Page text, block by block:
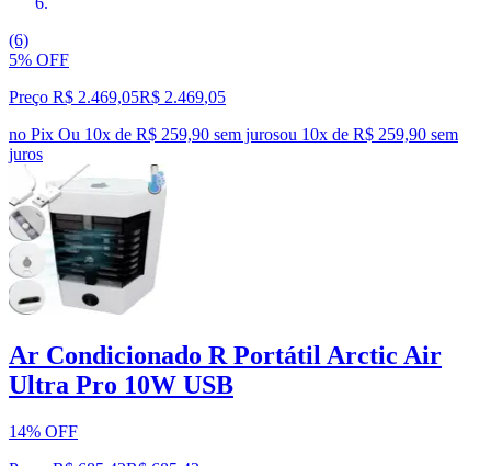
(6)
5% OFF
Preço R$ 2.469,05R$ 2.469,05
no Pix Ou 10x de R$ 259,90 sem jurosou 10x de R$ 259,90 sem
juros
Ar Condicionado R Portátil Arctic Air
Ultra Pro 10W USB
14% OFF